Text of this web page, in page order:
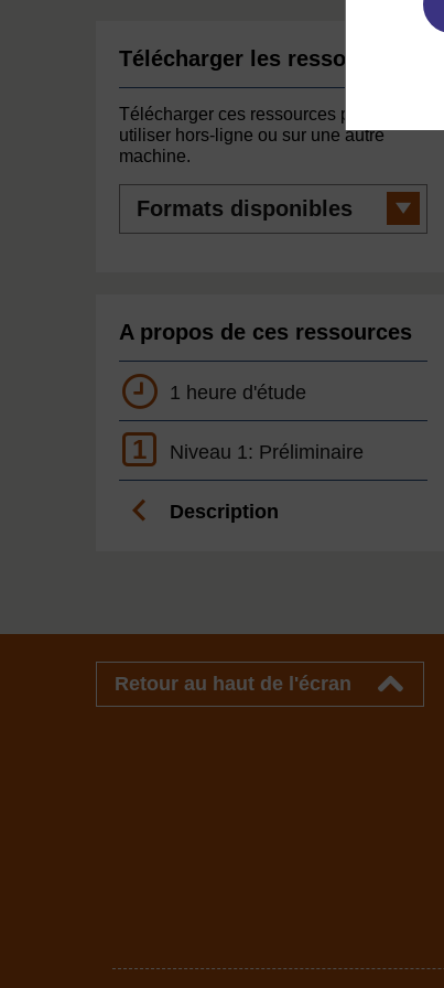
Télécharger les ressources
Télécharger ces ressources pour les
utiliser hors-ligne ou sur une autre
machine.
disponibles
A propos de ces ressources
1 heure d'étude
1 Niveau 1: Préliminaire
Description
Retour au haut de l'écran